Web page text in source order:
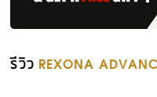
รีวิว REXONA